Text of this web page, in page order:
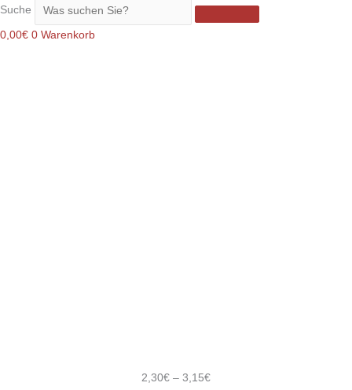
Suche
0,00€ 0 Warenkorb
2,30€ – 3,15€